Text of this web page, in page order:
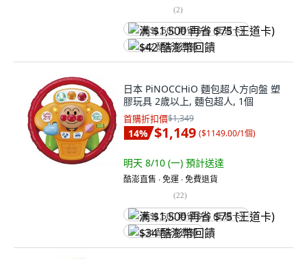
(2)
满 $1,500 再省 $75 (王道卡)
$42 酷澎幣回饋
日本 PiNOCCHiO 麵包超人方向盤 塑
膠玩具 2歲以上, 麵包超人, 1個
首購折扣價$1,349
14% $1,149 ($1149.00/1個)
明天 8/10 (一) 預計送達
酷澎直售 ∙ 免運 ∙ 免費退貨
(22)
满 $1,500 再省 $75 (王道卡)
$34 酷澎幣回饋